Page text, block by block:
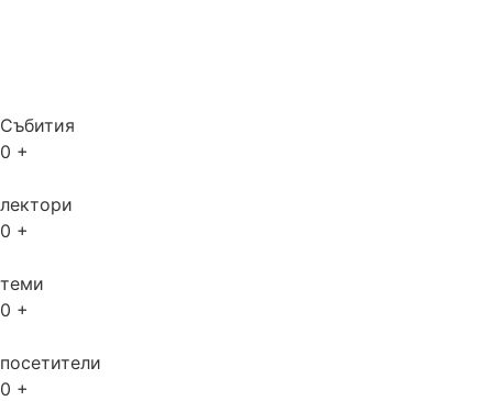
Събития
0 +
лектори
0 +
теми
0 +
посетители
0 +